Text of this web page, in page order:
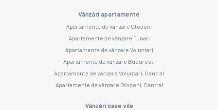
Vânzări apartamente
Apartamente de vânzare Otopeni
Apartamente de vânzare Tunari
Apartamente de vânzare Voluntari
Apartamente de vânzare Bucuresti
Apartamente de vânzare Voluntari, Central
Apartamente de vânzare Otopeni, Central
Vânzări case vile